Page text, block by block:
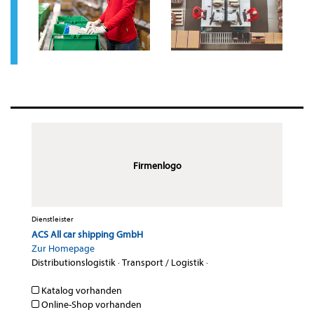
Firmenlogo
Dienstleister
ACS All car shipping GmbH
Zur Homepage
Distributionslogistik·Transport / Logistik·
Katalog vorhanden
Online-Shop vorhanden